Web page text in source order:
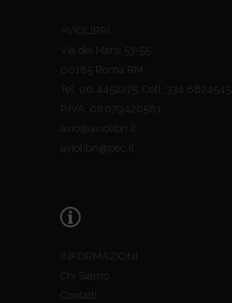
AVIOLIBRI
Via dei Marsi 53-55
00185 Roma RM
Tel. 06.4452275; Cell. 334.8824545
P.IVA: 08679420581
avio@aviolibri.it
aviolibri@pec.it
INFORMAZIONI
Chi Siamo
Contatti